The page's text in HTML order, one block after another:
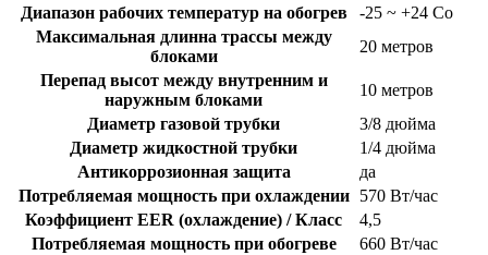
Диапазон рабочих температур на обогрев
-25 ~ +24 Co
Максимальная длинна трассы между
блоками
20 метров
Перепад высот между внутренним и
наружным блоками
10 метров
Диаметр газовой трубки
3/8 дюйма
Диаметр жидкостной трубки
1/4 дюйма
Антикоррозионная защита
да
Потребляемая мощность при охлаждении
570 Вт/час
Коэффициент EER (охлаждение) / Класс
4,5
Потребляемая мощность при обогреве
660 Вт/час